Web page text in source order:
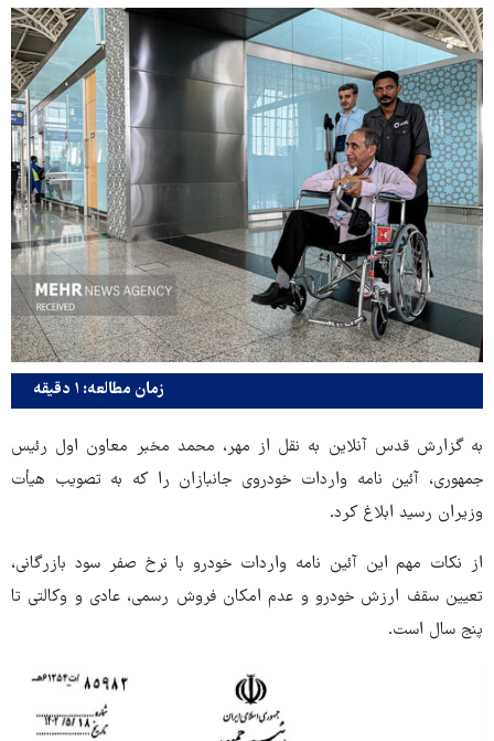
زمان مطالعه: ۱ دقیقه
به گزارش قدس آنلاین به نقل از مهر، محمد مخبر معاون اول رئیس
جمهوری، آئین نامه واردات خودروی جانبازان را که به تصویب هیأت
وزیران رسید ابلاغ کرد.
از نکات مهم این آئین نامه واردات خودرو با نرخ صفر سود بازرگانی،
تعیین سقف ارزش خودرو و عدم امکان فروش رسمی، عادی و وکالتی تا
پنج سال است.